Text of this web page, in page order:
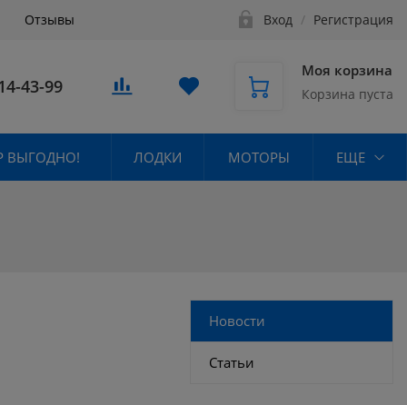
Отзывы Вход / Регистрация
43-99
Моя корзина
Корзина пуста
ВЫГОДНО! ЛОДКИ МОТОРЫ ЕЩЕ
Новости
Статьи